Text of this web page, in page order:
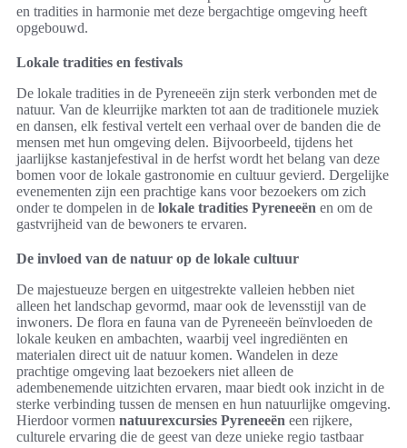
en tradities in harmonie met deze bergachtige omgeving heeft
opgebouwd.
Lokale tradities en festivals
De lokale tradities in de Pyreneeën zijn sterk verbonden met de
natuur. Van de kleurrijke markten tot aan de traditionele muziek
en dansen, elk festival vertelt een verhaal over de banden die de
mensen met hun omgeving delen. Bijvoorbeeld, tijdens het
jaarlijkse kastanjefestival in de herfst wordt het belang van deze
bomen voor de lokale gastronomie en cultuur gevierd. Dergelijke
evenementen zijn een prachtige kans voor bezoekers om zich
onder te dompelen in de lokale tradities Pyreneeën en om de
gastvrijheid van de bewoners te ervaren.
De invloed van de natuur op de lokale cultuur
De majestueuze bergen en uitgestrekte valleien hebben niet
alleen het landschap gevormd, maar ook de levensstijl van de
inwoners. De flora en fauna van de Pyreneeën beïnvloeden de
lokale keuken en ambachten, waarbij veel ingrediënten en
materialen direct uit de natuur komen. Wandelen in deze
prachtige omgeving laat bezoekers niet alleen de
adembenemende uitzichten ervaren, maar biedt ook inzicht in de
sterke verbinding tussen de mensen en hun natuurlijke omgeving.
Hierdoor vormen natuurexcursies Pyreneeën een rijkere,
culturele ervaring die de geest van deze unieke regio tastbaar